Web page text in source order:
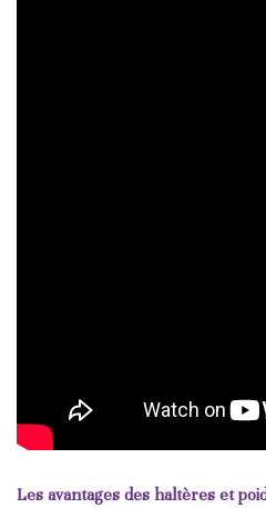
Les avantages des haltères et